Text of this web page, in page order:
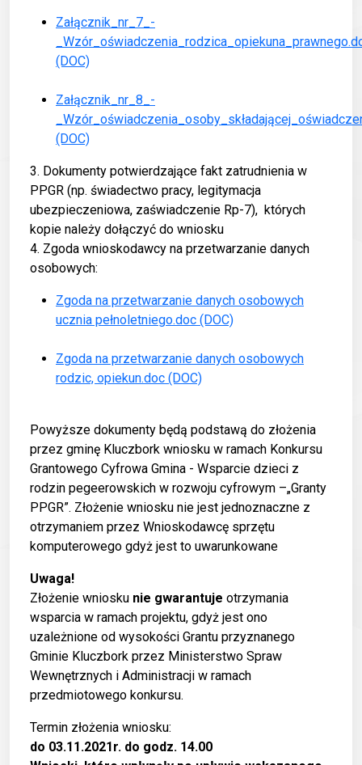
Załącznik_nr_7_-
(DOC)
Załącznik_nr_8_-
(DOC)
3. Dokumenty potwierdzające fakt zatrudnienia w
PPGR (np. świadectwo pracy, legitymacja
ubezpieczeniowa, zaświadczenie Rp-7), których
kopie należy dołączyć do wniosku
4. Zgoda wnioskodawcy na przetwarzanie danych
osobowych:
Zgoda na przetwarzanie danych osobowych
ucznia pełnoletniego.doc (DOC)
Zgoda na przetwarzanie danych osobowych
rodzic, opiekun.doc (DOC)
Powyższe dokumenty będą podstawą do złożenia
przez gminę Kluczbork wniosku w ramach Konkursu
Grantowego Cyfrowa Gmina - Wsparcie dzieci z
rodzin pegeerowskich w rozwoju cyfrowym –„Granty
PPGR”. Złożenie wniosku nie jest jednoznaczne z
otrzymaniem przez Wnioskodawcę sprzętu
komputerowego gdyż jest to uwarunkowane
Uwaga!
Złożenie wniosku nie gwarantuje otrzymania
wsparcia w ramach projektu, gdyż jest ono
uzależnione od wysokości Grantu przyznanego
Gminie Kluczbork przez Ministerstwo Spraw
Wewnętrznych i Administracji w ramach
przedmiotowego konkursu.
Termin złożenia wniosku:
do 03.11.2021r. do godz. 14.00